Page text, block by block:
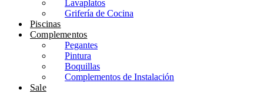
Lavaplatos
Grifería de Cocina
Piscinas
Complementos
Pegantes
Pintura
Boquillas
Complementos de Instalación
Sale